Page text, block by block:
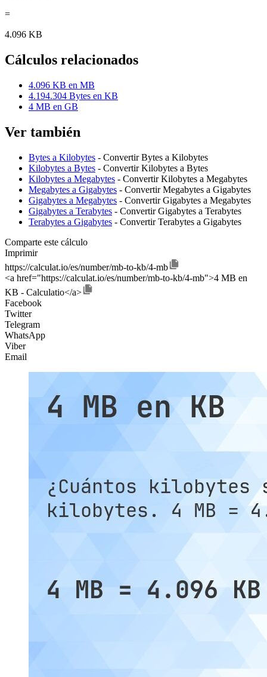
=
4.096 KB
Cálculos relacionados
4.096 KB en MB
4.194.304 Bytes en KB
4 MB en GB
Ver también
Bytes a Kilobytes - Convertir Bytes a Kilobytes
Kilobytes a Bytes - Convertir Kilobytes a Bytes
Kilobytes a Megabytes - Convertir Kilobytes a Megabytes
Megabytes a Gigabytes - Convertir Megabytes a Gigabytes
Gigabytes a Megabytes - Convertir Gigabytes a Megabytes
Gigabytes a Terabytes - Convertir Gigabytes a Terabytes
Terabytes a Gigabytes - Convertir Terabytes a Gigabytes
Comparte este cálculo
Imprimir
https://calculat.io/es/number/mb-to-kb/4-mb
<a href="https://calculat.io/es/number/mb-to-kb/4-mb">4 MB en
KB - Calculatio</a>
Facebook
Twitter
Telegram
WhatsApp
Viber
Email